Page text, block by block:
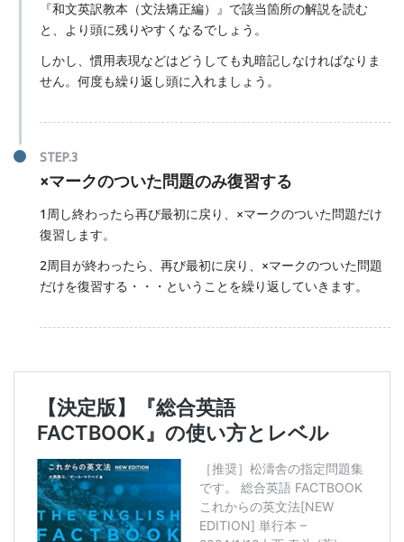
『和文英訳教本（文法矯正編）』で該当箇所の解説を読む
と、より頭に残りやすくなるでしょう。
しかし、慣用表現などはどうしても丸暗記しなければなりま
せん。何度も繰り返し頭に入れましょう。
×マークのついた問題のみ復習する
1周し終わったら再び最初に戻り、×マークのついた問題だけ
復習します。
2周目が終わったら、再び最初に戻り、×マークのついた問題
だけを復習する・・・ということを繰り返していきます。